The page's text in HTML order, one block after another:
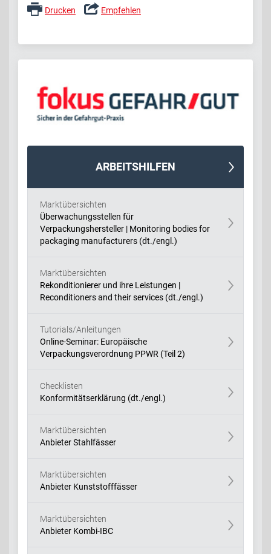
Drucken Empfehlen
ARBEITSHILFEN
Marktübersichten
Überwachungsstellen für
Verpackungshersteller | Monitoring bodies for
packaging manufacturers (dt./engl.)
Marktübersichten
Rekonditionierer und ihre Leistungen |
Reconditioners and their services (dt./engl.)
Tutorials/Anleitungen
Online-Seminar: Europäische
Verpackungsverordnung PPWR (Teil 2)
Checklisten
Konformitätserklärung (dt./engl.)
Marktübersichten
Anbieter Stahlfässer
Marktübersichten
Anbieter Kunststofffässer
Marktübersichten
Anbieter Kombi-IBC